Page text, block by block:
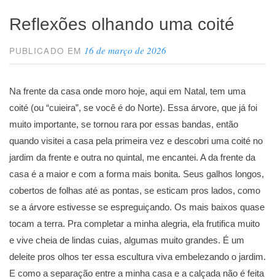
Reflexões olhando uma coité
PUBLICADO EM 16 de março de 2026
Na frente da casa onde moro hoje, aqui em Natal, tem uma
coité (ou “cuieira”, se você é do Norte). Essa árvore, que já foi
muito importante, se tornou rara por essas bandas, então
quando visitei a casa pela primeira vez e descobri uma coité no
jardim da frente e outra no quintal, me encantei. A da frente da
casa é a maior e com a forma mais bonita. Seus galhos longos,
cobertos de folhas até as pontas, se esticam pros lados, como
se a árvore estivesse se espreguiçando. Os mais baixos quase
tocam a terra. Pra completar a minha alegria, ela frutifica muito
e vive cheia de lindas cuias, algumas muito grandes. É um
deleite pros olhos ter essa escultura viva embelezando o jardim.
E como a separação entre a minha casa e a calçada não é feita